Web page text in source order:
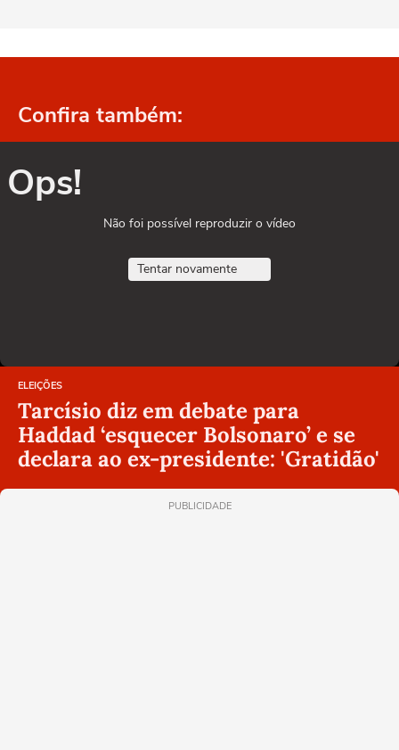
Confira também:
Ops!
Não foi possível reproduzir o vídeo
Tentar novamente
ELEIÇÕES
Tarcísio diz em debate para
Haddad ‘esquecer Bolsonaro’ e se
declara ao ex-presidente: 'Gratidão'
PUBLICIDADE